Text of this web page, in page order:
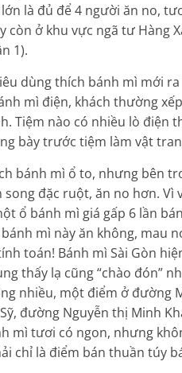
là đủ để 4 người ăn no,
còn ở khu vực ngã tư Hàng
1).
dùng thích bánh mì mới
mì điện, khách thường
Tiệm nào có nhiều lò điện
bày trước tiệm làm vật
bánh mì ổ to, nhưng bên
đặc ruột, ăn no hơn. Vì
ổ bánh mì giá gấp 6 lần
mì này ăn không, mau
toán! Bánh mì Sài Gòn
thấy lạ cũng “chào đón”
nhiều, một điểm ở đường
đường Nguyễn thị Minh
mì tươi có ngon, nhưng
chỉ là điểm bán thuần túy